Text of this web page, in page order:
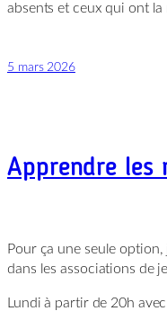
absents et ceux qui ont
5 mars 2026
Apprendre les
Pour ça une seule
dans les associations de
Lundi à partir de 20h